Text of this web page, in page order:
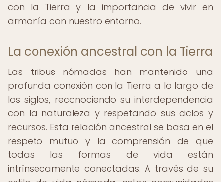
con la Tierra y la importancia de vivir en
armonía con nuestro entorno.
La conexión ancestral con la Tierra
Las tribus nómadas han mantenido una
profunda conexión con la Tierra a lo largo de
los siglos, reconociendo su interdependencia
con la naturaleza y respetando sus ciclos y
recursos. Esta relación ancestral se basa en el
respeto mutuo y la comprensión de que
todas las formas de vida están
intrínsecamente conectadas. A través de su